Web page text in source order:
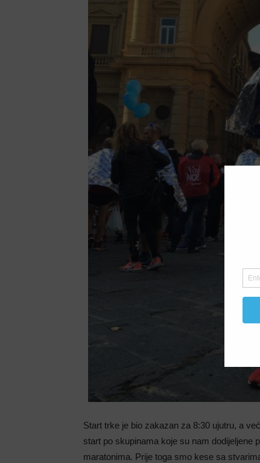
Start trke je bio zakazan za 8:30 ujutru, a
start po skupinama koje su nam dodijeljene
maratonima. Prije toga smo kese sa